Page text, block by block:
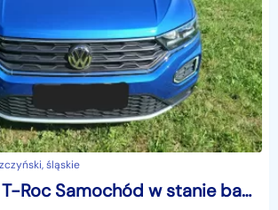
śląskie
Volkswagen T-Roc Samochód w stanie bardzo dobrym.